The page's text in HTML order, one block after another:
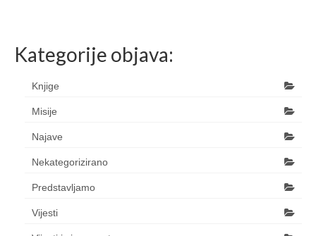
Kategorije objava:
Knjige
Misije
Najave
Nekategorizirano
Predstavljamo
Vijesti